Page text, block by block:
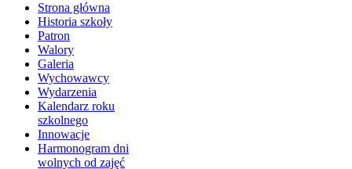
Strona główna
Historia szkoły
Patron
Walory
Galeria
Wychowawcy
Wydarzenia
Kalendarz roku
szkolnego
Innowacje
Harmonogram dni
wolnych od zajęć